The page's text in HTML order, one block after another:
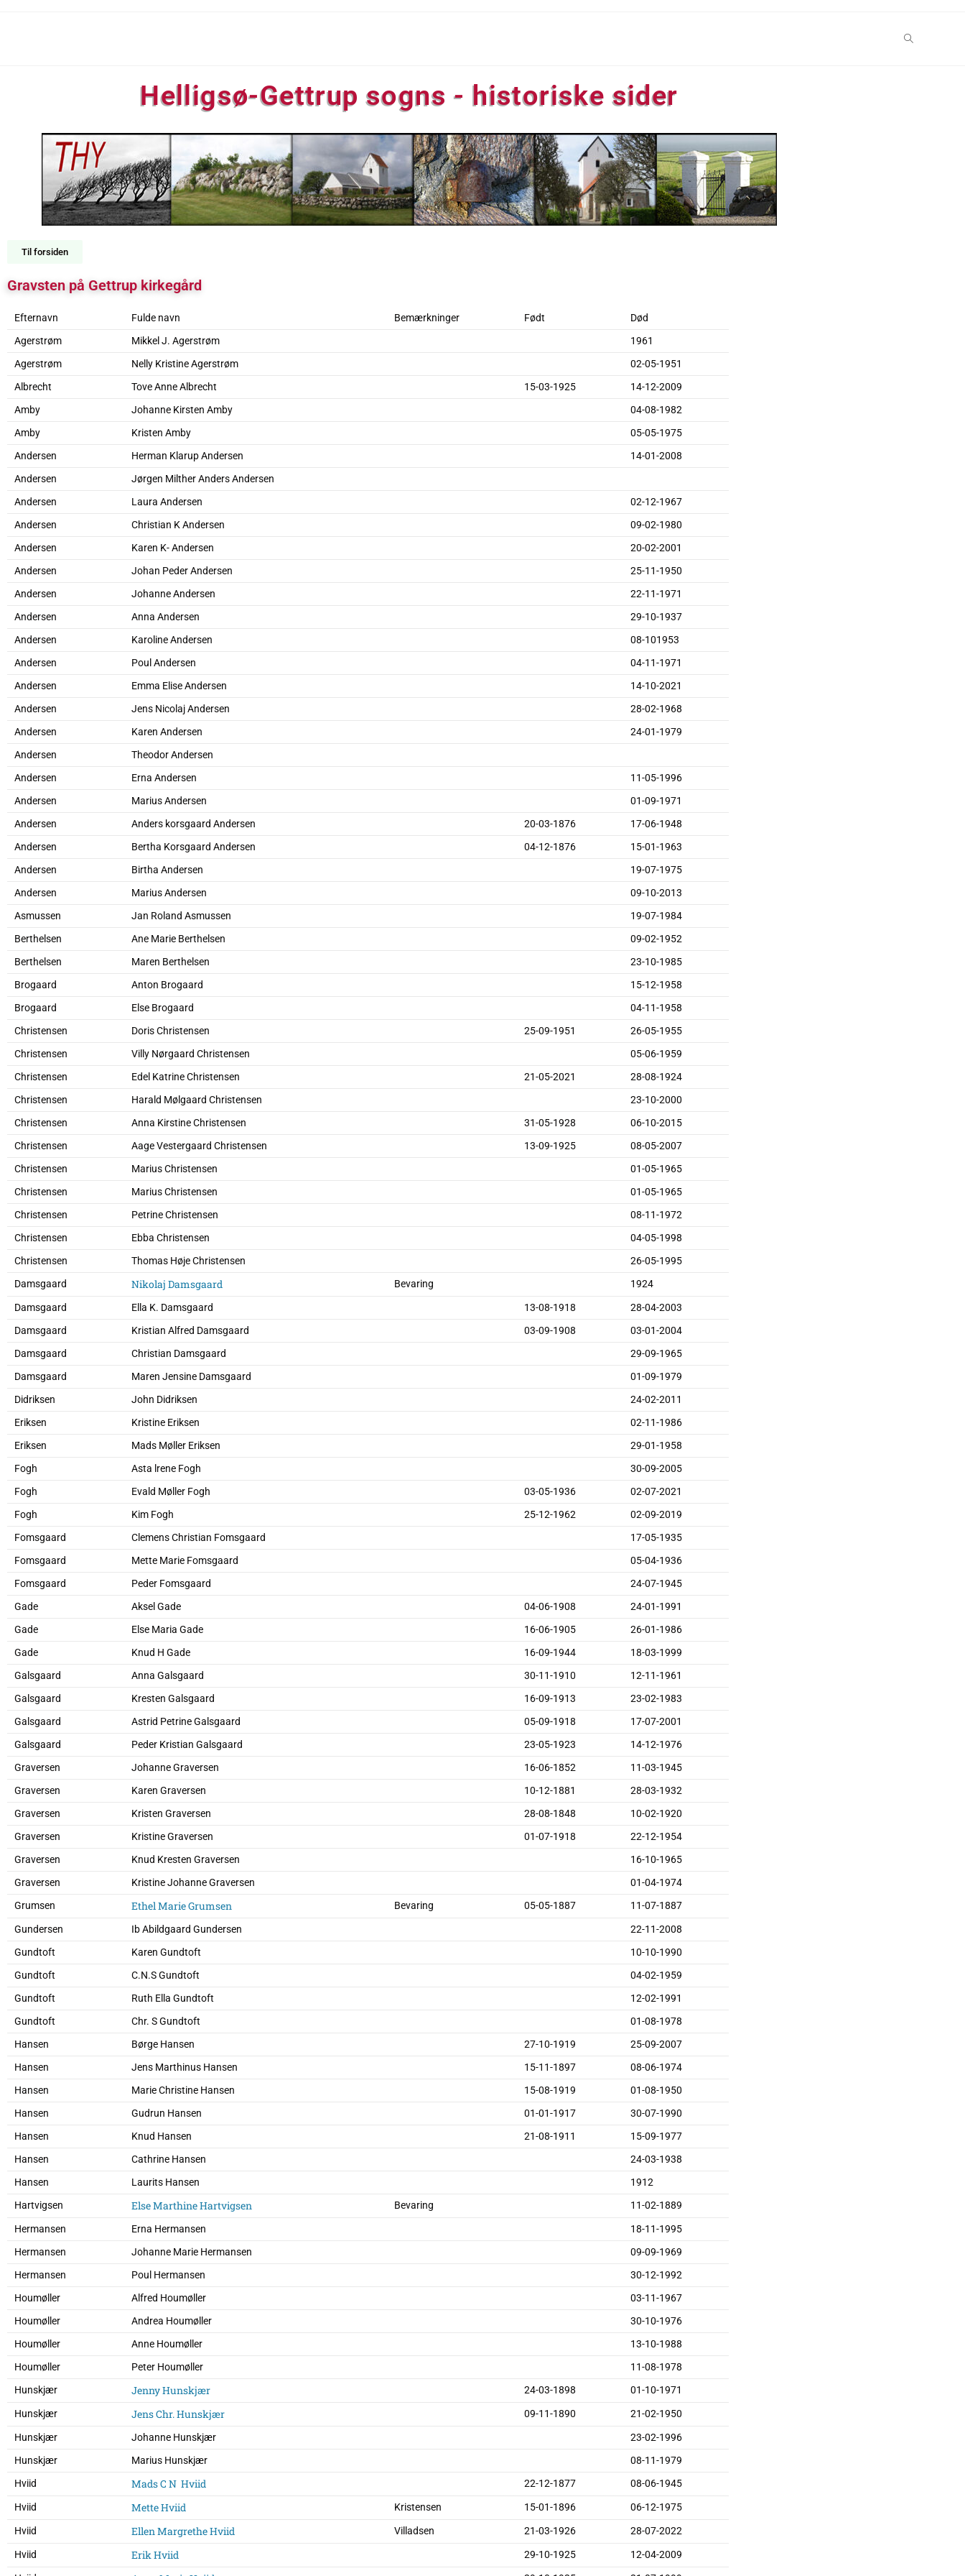
Helligsø-Gettrup sogns - historiske sider
Til forsiden
Gravsten på Gettrup kirkegård
Efternavn Fulde navn Bemærkninger Født
Død
Agerstrøm
Mikkel J. Agerstrøm
1961
Agerstrøm
Nelly Kristine Agerstrøm
02-05-1951
Albrecht
Tove Anne Albrecht 15-03-1925
14-12-2009
Amby
Johanne Kirsten Amby
04-08-1982
Amby
Kristen Amby
05-05-1975
Andersen
Herman Klarup Andersen
14-01-2008
Andersen
Jørgen Milther Anders Andersen
Andersen
Laura Andersen
02-12-1967
Andersen
Christian K Andersen
09-02-1980
Andersen
Karen K- Andersen
20-02-2001
Andersen
Johan Peder Andersen
25-11-1950
Andersen
Johanne Andersen
22-11-1971
Andersen
Anna Andersen
29-10-1937
Andersen
Karoline Andersen
08-101953
Andersen
Poul Andersen
04-11-1971
Andersen
Emma Elise Andersen
14-10-2021
Andersen
Jens Nicolaj Andersen
28-02-1968
Andersen
Karen Andersen
24-01-1979
Andersen
Theodor Andersen
Andersen
Erna Andersen
11-05-1996
Andersen
Marius Andersen
01-09-1971
Andersen
Anders korsgaard Andersen 20-03-1876
17-06-1948
Andersen
Bertha Korsgaard Andersen 04-12-1876
15-01-1963
Andersen
Birtha Andersen
19-07-1975
Andersen
Marius Andersen
09-10-2013
Asmussen
Jan Roland Asmussen
19-07-1984
Berthelsen
Ane Marie Berthelsen
09-02-1952
Berthelsen
Maren Berthelsen
23-10-1985
Brogaard
Anton Brogaard
15-12-1958
Brogaard
Else Brogaard
04-11-1958
Christensen
Doris Christensen 25-09-1951
26-05-1955
Christensen
Villy Nørgaard Christensen
05-06-1959
Christensen
Edel Katrine Christensen 21-05-2021
28-08-1924
Christensen
Harald Mølgaard Christensen
23-10-2000
Christensen
Anna Kirstine Christensen 31-05-1928
06-10-2015
Christensen
Aage Vestergaard Christensen 13-09-1925
08-05-2007
Christensen
Marius Christensen
01-05-1965
Christensen
Marius Christensen
01-05-1965
Christensen
Petrine Christensen
08-11-1972
Christensen
Ebba Christensen
04-05-1998
Christensen
Thomas Høje Christensen
26-05-1995
Damsgaard
Nikolaj Damsgaard Bevaring 1924
Damsgaard Ella K. Damsgaard 13-08-1918
28-04-2003
Damsgaard
Kristian Alfred Damsgaard 03-09-1908
03-01-2004
Damsgaard
Christian Damsgaard
29-09-1965
Damsgaard
Maren Jensine Damsgaard
01-09-1979
Didriksen
John Didriksen
24-02-2011
Eriksen
Kristine Eriksen
02-11-1986
Eriksen
Mads Møller Eriksen
29-01-1958
Fogh
Asta lrene Fogh
30-09-2005
Fogh
Evald Møller Fogh 03-05-1936
02-07-2021
Fogh
Kim Fogh 25-12-1962
02-09-2019
Fomsgaard
Clemens Christian Fomsgaard
17-05-1935
Fomsgaard
Mette Marie Fomsgaard
05-04-1936
Fomsgaard
Peder Fomsgaard
24-07-1945
Gade
Aksel Gade 04-06-1908
24-01-1991
Gade
Else Maria Gade 16-06-1905
26-01-1986
Gade
Knud H Gade 16-09-1944
18-03-1999
Galsgaard
Anna Galsgaard 30-11-1910
12-11-1961
Galsgaard
Kresten Galsgaard 16-09-1913
23-02-1983
Galsgaard
Astrid Petrine Galsgaard 05-09-1918
17-07-2001
Galsgaard
Peder Kristian Galsgaard 23-05-1923
14-12-1976
Graversen
Johanne Graversen 16-06-1852
11-03-1945
Graversen
Karen Graversen 10-12-1881
28-03-1932
Graversen
Kristen Graversen 28-08-1848
10-02-1920
Graversen
Kristine Graversen 01-07-1918
22-12-1954
Graversen
Knud Kresten Graversen
16-10-1965
Graversen
Kristine Johanne Graversen
01-04-1974
Grumsen
Ethel Marie Grumsen Bevaring 05-05-1887 11-07-1887
Gundersen Ib Abildgaard Gundersen
22-11-2008
Gundtoft
Karen Gundtoft
10-10-1990
Gundtoft
C.N.S Gundtoft
04-02-1959
Gundtoft
Ruth Ella Gundtoft
12-02-1991
Gundtoft
Chr. S Gundtoft
01-08-1978
Hansen
Børge Hansen 27-10-1919
25-09-2007
Hansen
Jens Marthinus Hansen 15-11-1897
08-06-1974
Hansen
Marie Christine Hansen 15-08-1919
01-08-1950
Hansen
Gudrun Hansen 01-01-1917
30-07-1990
Hansen
Knud Hansen 21-08-1911
15-09-1977
Hansen
Cathrine Hansen
24-03-1938
Hansen
Laurits Hansen
1912
Hartvigsen
Else Marthine Hartvigsen Bevaring 11-02-1889
Hermansen Erna Hermansen
18-11-1995
Hermansen
Johanne Marie Hermansen
09-09-1969
Hermansen
Poul Hermansen
30-12-1992
Houmøller
Alfred Houmøller
03-11-1967
Houmøller
Andrea Houmøller
30-10-1976
Houmøller
Anne Houmøller
13-10-1988
Houmøller
Peter Houmøller
11-08-1978
Hunskjær
Jenny Hunskjær 24-03-1898 01-10-1971
Hunskjær Jens Chr. Hunskjær 09-11-1890 21-02-1950
Hunskjær Johanne Hunskjær
23-02-1996
Hunskjær
Marius Hunskjær
08-11-1979
Hviid
Mads C N Hviid 22-12-1877 08-06-1945
Hviid Mette Hviid Kristensen 15-01-1896 06-12-1975
Hviid Ellen Margrethe Hviid Villadsen 21-03-1926 28-07-2022
Hviid Erik Hviid 29-10-1925 12-04-2009